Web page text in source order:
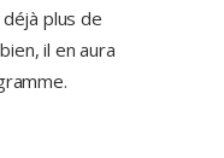
plus de
il en aura